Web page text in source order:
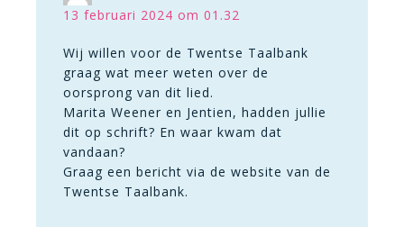
13 februari 2024 om 01.32
Wij willen voor de Twentse Taalbank
graag wat meer weten over de
oorsprong van dit lied.
Marita Weener en Jentien, hadden jullie
dit op schrift? En waar kwam dat
vandaan?
Graag een bericht via de website van de
Twentse Taalbank.